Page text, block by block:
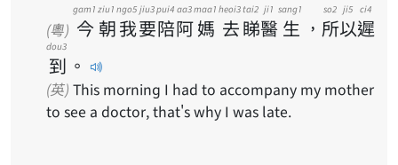
(粵) 今
gam1
朝
ziu1
我
ngo5
要
jiu3
陪
pui4
阿
aa3
媽
maa1
去
heoi3
睇
tai2
醫
ji1
生
sang1
， 所
so2
以
ji5
遲
ci4
到
dou3
。
(英) This morning I had to accompany my mother
to see a doctor, that's why I was late.